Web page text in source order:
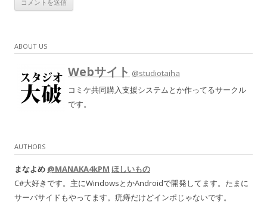
ABOUT US
Webサイト @studiotaiha
コミケ共同購入支援システムとか作ってるサークル
です。
AUTHORS
まなよめ @MANAKA4kPM ほしいもの
C#大好きです。主にWindowsとかAndroidで開発してます。たまに
サーバサイドもやってます。疣痔だけどインポじゃないです。